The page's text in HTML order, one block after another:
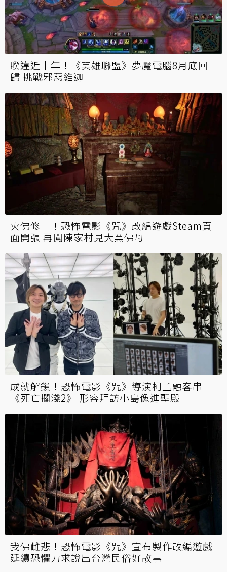
睽違近十年！《英雄聯盟》夢魘電腦8月底回
歸 挑戰邪惡維迦
火佛修一！恐怖電影《咒》改編遊戲Steam頁
面開張 再闖陳家村見大黑佛母
成就解鎖！恐怖電影《咒》導演柯孟融客串
《死亡擱淺2》 形容拜訪小島像進聖殿
我佛雌悲！恐怖電影《咒》宣布製作改編遊戲
延續恐懼力求說出台灣民俗好故事